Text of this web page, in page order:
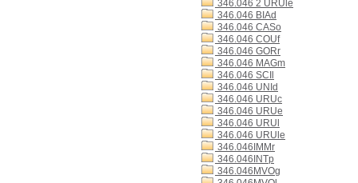
346.046 2 URUle
346.046 BIAd
346.046 CASo
346.046 COUf
346.046 GORr
346.046 MAGm
346.046 SCIl
346.046 UNId
346.046 URUc
346.046 URUe
346.046 URUl
346.046 URUle
346.046IMMr
346.046INTp
346.046MVOg